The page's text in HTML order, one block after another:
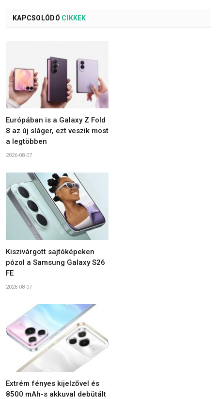
KAPCSOLÓDÓ CIKKEK
Európában is a Galaxy Z Fold
8 az új sláger, ezt veszik most
a legtöbben
2026-08-07
Kiszivárgott sajtóképeken
pózol a Samsung Galaxy S26
FE
2026-08-07
Extrém fényes kijelzővel és
8500 mAh-s akkuval debütált